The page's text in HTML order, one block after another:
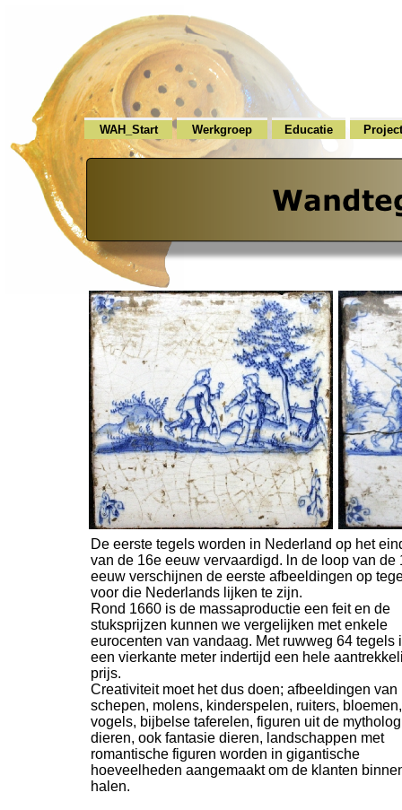
WAH_Start Werkgroep Educatie
De eerste tegels worden in Nederland op het
van de 16e eeuw vervaardigd. ln de loop van de
eeuw verschijnen de eerste afbeeldingen op
voor die Nederlands lijken te zijn.
Rond 1660 is de massaproductie een feit en de
stuksprijzen kunnen we vergelijken met enkele
eurocenten van vandaag. Met ruwweg 64 tegels
een vierkante meter indertijd een hele
prijs.
Creativiteit moet het dus doen; afbeeldingen van
schepen, molens, kinderspelen, ruiters, bloemen,
vogels, bijbelse taferelen, figuren uit de
dieren, ook fantasie dieren, landschappen met
romantische figuren worden in gigantische
hoeveelheden aangemaakt om de klanten
halen.